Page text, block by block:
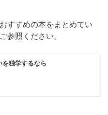
すすめの本をまとめてい
参照ください。
を独学するなら